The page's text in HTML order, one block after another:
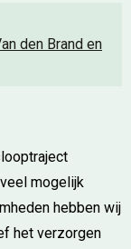
den Brand en
mogelijk
hebben wij
het verzorgen